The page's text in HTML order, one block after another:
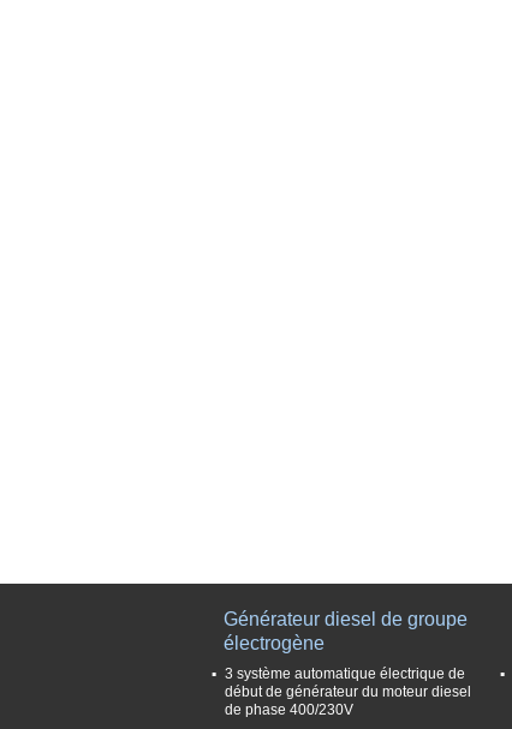
Générateur diesel de groupe
électrogène
3 système automatique électrique de
début de générateur du moteur diesel
de phase 400/230V